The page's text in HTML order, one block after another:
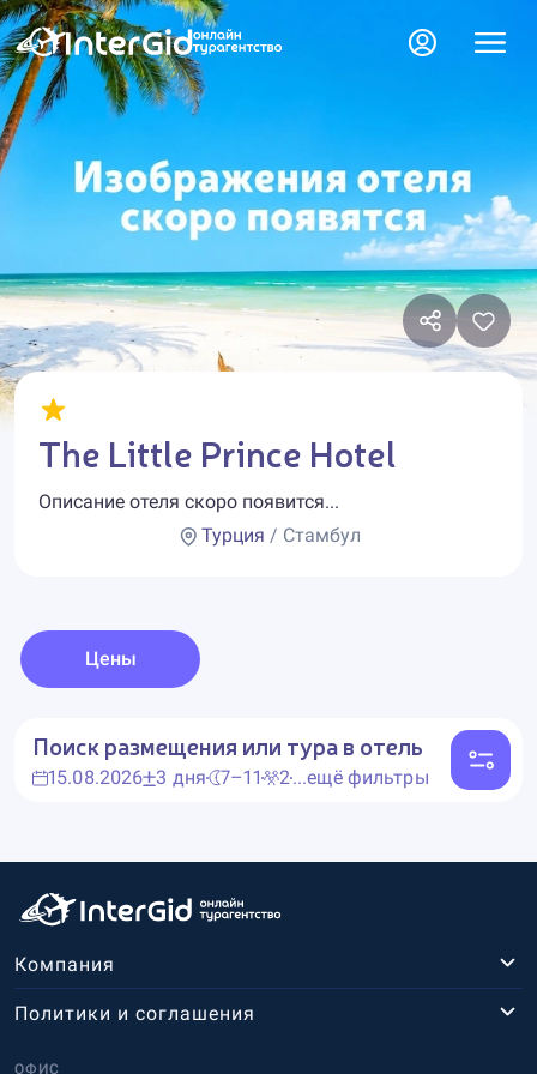
The Little Prince Hotel
Описание отеля скоро появится...
Турция / Стамбул
Цены
Поиск размещения или тура в отель
15.08.2026 3 дня 7–11 2...ещё фильтры
Компания
ОФИС
Политики и соглашения